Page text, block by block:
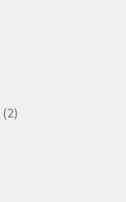
22